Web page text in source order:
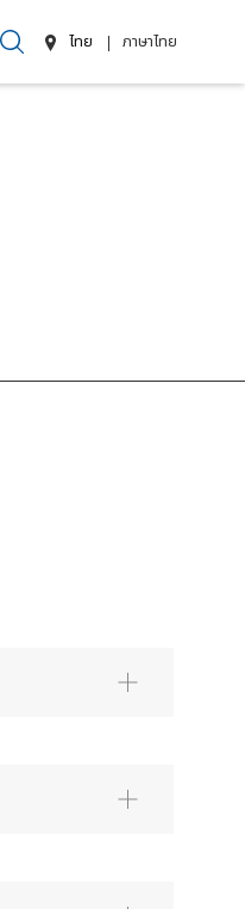
ไทย ภาษาไทย